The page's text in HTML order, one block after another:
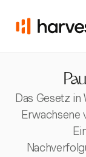
Das Gesetz
Erwachsene